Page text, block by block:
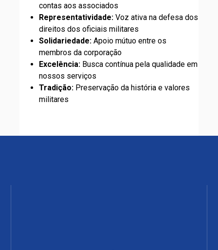
contas aos associados
Representatividade: Voz ativa na defesa dos
direitos dos oficiais militares
Solidariedade: Apoio mútuo entre os
membros da corporação
Excelência: Busca contínua pela qualidade em
nossos serviços
Tradição: Preservação da história e valores
militares